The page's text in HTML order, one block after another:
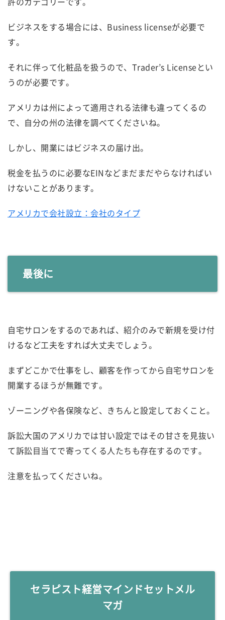
ビジネスをする場合には、Business licenseが必要で
す。
それに伴って化粧品を扱うので、Trader’s Licenseとい
うのが必要です。
アメリカは州によって適用される法律も違ってくるの
で、自分の州の法律を調べてくださいね。
しかし、開業にはビジネスの届け出。
税金を払うのに必要なEINなどまだまだやらなければい
けないことがあります。
アメリカで会社設立：会社のタイプ
最後に
自宅サロンをするのであれば、紹介のみで新規を受け付
けるなど工夫をすれば大丈夫でしょう。
まずどこかで仕事をし、顧客を作ってから自宅サロンを
開業するほうが無難です。
ゾーニングや各保険など、きちんと設定しておくこと。
訴訟大国のアメリカでは甘い設定ではその甘さを見抜い
て訴訟目当てで寄ってくる人たちも存在するのです。
注意を払ってくださいね。
セラピスト経営マインドセットメル
マガ